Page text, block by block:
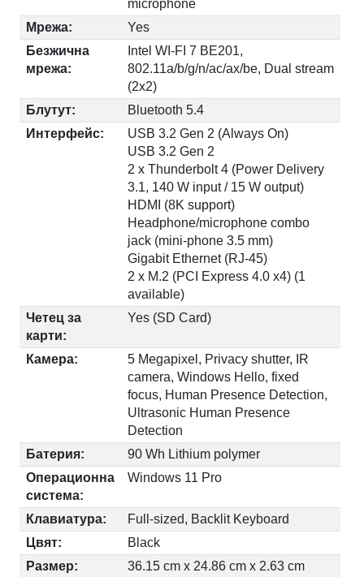
microphone
Мрежа:
Yes
Безжична
мрежа:
Intel WI-FI 7 BE201,
802.11a/b/g/n/ac/ax/be, Dual stream
(2x2)
Блутут:
Bluetooth 5.4
Интерфейс:
USB 3.2 Gen 2 (Always On)
USB 3.2 Gen 2
2 x Thunderbolt 4 (Power Delivery
3.1, 140 W input / 15 W output)
HDMI (8K support)
Headphone/microphone combo
jack (mini-phone 3.5 mm)
Gigabit Ethernet (RJ-45)
2 x M.2 (PCI Express 4.0 x4) (1
available)
Четец за
карти:
Yes (SD Card)
Камера:
5 Megapixel, Privacy shutter, IR
camera, Windows Hello, fixed
focus, Human Presence Detection,
Ultrasonic Human Presence
Detection
Батерия:
90 Wh Lithium polymer
Операционна
система:
Windows 11 Pro
Клавиатура:
Full-sized, Backlit Keyboard
Цвят:
Black
Размер:
36.15 cm x 24.86 cm x 2.63 cm